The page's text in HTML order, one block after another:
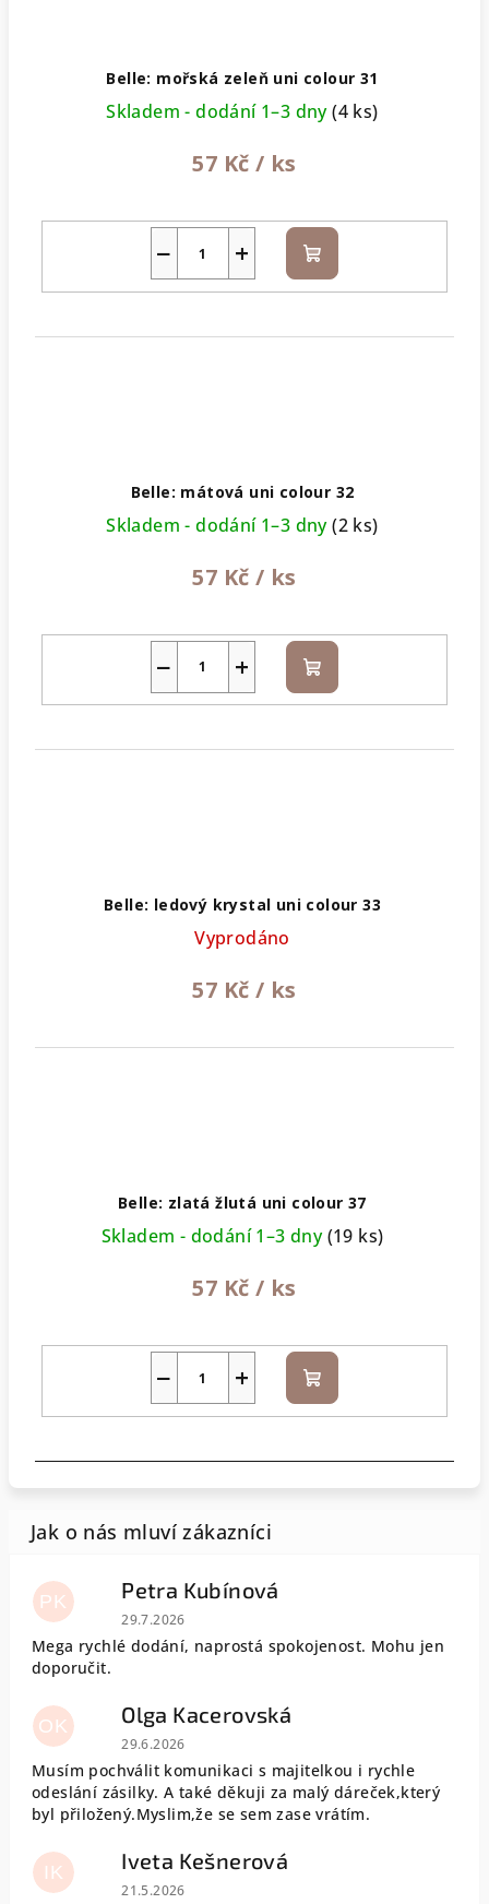
Belle: mořská zeleň uni colour 31
Skladem - dodání 1–3 dny(4 ks)
57 Kč / ks
+
− Do
košíku
Belle: mátová uni colour 32
Skladem - dodání 1–3 dny(2 ks)
57 Kč / ks
+
− Do
košíku
Belle: ledový krystal uni colour 33
Vyprodáno
57 Kč / ks
Belle: zlatá žlutá uni colour 37
Skladem - dodání 1–3 dny(19 ks)
57 Kč / ks
+
− Do
košíku
PK Petra Kubínová
Hodnocení obchodu je 5 z 5 hvězdiček.
29.7.2026
Mega rychlé dodání, naprostá spokojenost. Mohu jen
doporučit.
OK Olga Kacerovská
Hodnocení obchodu je 5 z 5 hvězdiček.
29.6.2026
Musím pochválit komunikaci s majitelkou i rychle
odeslání zásilky. A také děkuji za malý dáreček,který
byl přiložený.Myslim,že se sem zase vrátím.
IK Iveta Kešnerová
Hodnocení obchodu je 5 z 5 hvězdiček.
21.5.2026